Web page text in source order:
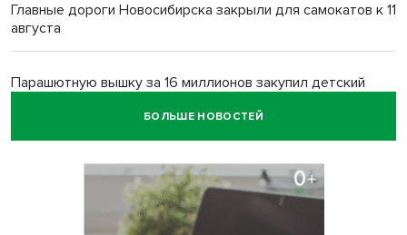
Главные дороги Новосибирска закрыли для самокатов к 11
августа
Парашютную вышку за 16 миллионов закупил детский
БОЛЬШЕ НОВОСТЕЙ